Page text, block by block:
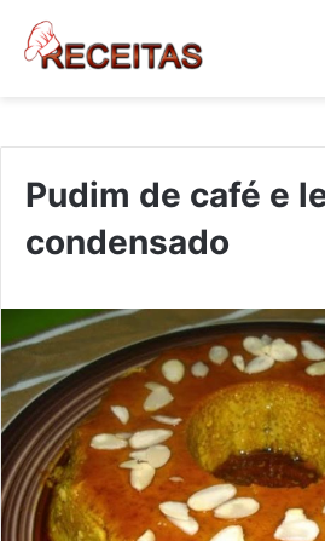
Pudim de café e
condensado